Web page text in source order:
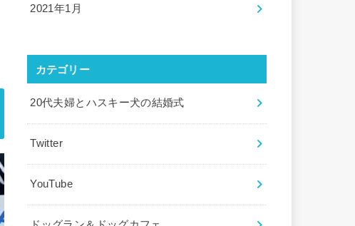
2021年1月
カテゴリー
20代夫婦とハスキー犬の結婚式
Twitter
YouTube